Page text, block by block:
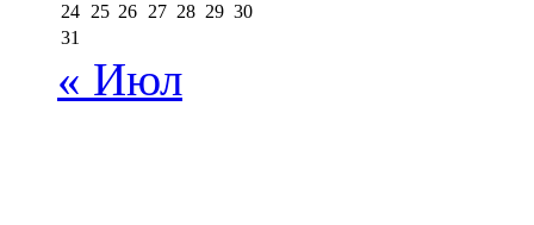
24 25 26 27 28 29 30
31
« Июл